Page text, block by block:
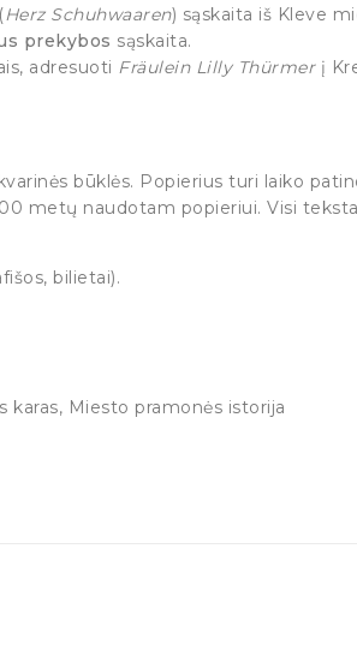
(Herz Schuhwaaren) sąskaita iš Kleve
prekybos sąskaita.
adresuoti Fräulein Lilly Thürmerį
būklės. Popierius turi laiko
metų naudotam popieriui. Visi
bilietai).
karas, Miesto pramonės istorija